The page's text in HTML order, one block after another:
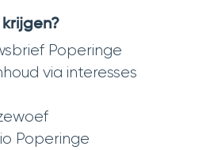
krijgen?
Poperinge
via interesses
Poperinge